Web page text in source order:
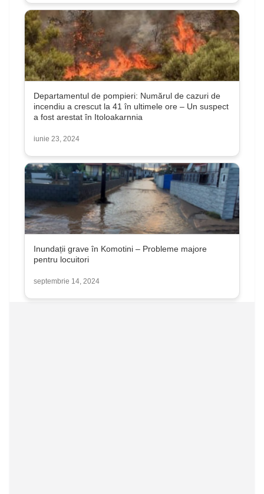
Departamentul de pompieri: Numărul de cazuri de
incendiu a crescut la 41 în ultimele ore – Un suspect
a fost arestat în Itoloakarnnia
iunie 23, 2024
Inundații grave în Komotini – Probleme majore
pentru locuitori
septembrie 14, 2024